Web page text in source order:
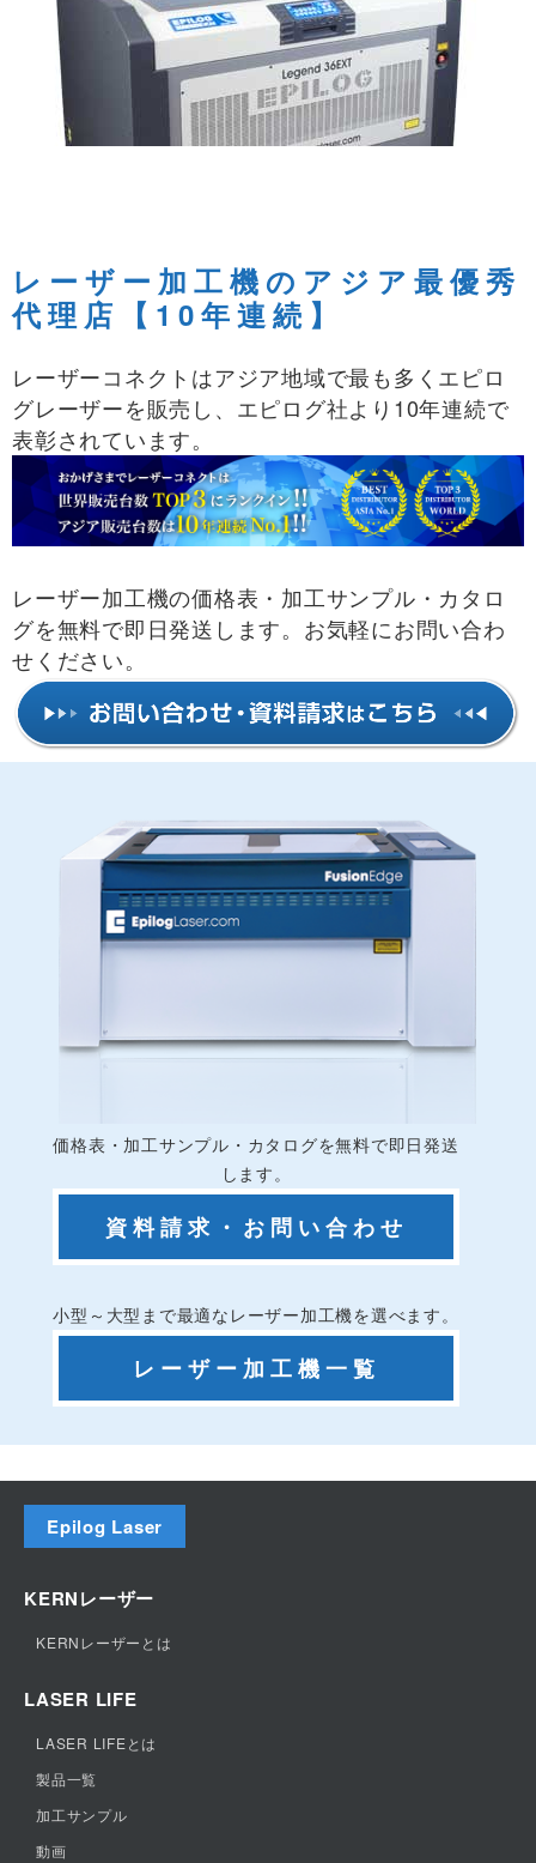
レーザー加工機のアジア最優秀
代理店【10年連続】
レーザーコネクトはアジア地域で最も多くエピロ
グレーザーを販売し、エピログ社より10年連続で
表彰されています。
レーザー加工機の価格表・加工サンプル・カタロ
グを無料で即日発送します。お気軽にお問い合わ
せください。
価格表・加工サンプル・カタログを無料で即日発送
します。
資料請求・お問い合わせ
小型～大型まで最適なレーザー加工機を選べます。
レーザー加工機一覧
Epilog Laser
オプションアクセサリー
エピログレーザー社とは
動画
他メーカーとの比較
KERNレーザー
KERNレーザーとは
LASER LIFE
LASER LIFEとは
製品一覧
加工サンプル
動画